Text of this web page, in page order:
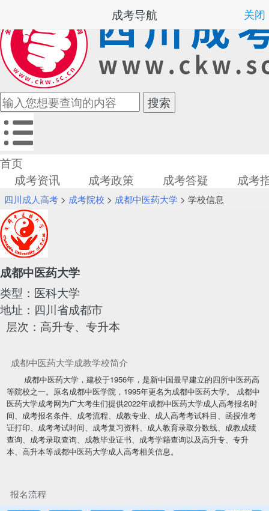
首页
成考资讯
成考政策 成考答疑 成考
四川成人高考> 成考院校 > 成都中医药大学 > 学校信息
成都中医药大学
类型：医科大学
地址：四川省成都市
层次：高升专、专升本
成都中医药大学成教学校简介
成都中医药大学，建校于1956年，是新中国最早建立的四所中医药高
等院校之一。原名成都中医学院，1995年更名为成都中医药大学。 成都中
医药大学成考网为广大考生们提供2022年成都中医药大学成人高考报名时
间、成考报名条件、成考流程、成教专业、成人高考考试科目、函授准考
证打印、成考考试时间、成考复习资料、成人教育录取分数线、成教成绩
查询、成考录取查询、成教毕业证书、成考学籍查询以及高升专、专升
本、高升本等成都中医药大学成人高考相关信息。
报名流程
成考导航 关闭